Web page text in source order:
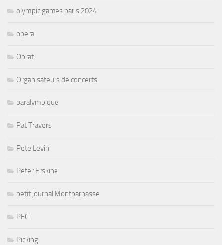
olympic games paris 2024
opera
Oprat
Organisateurs de concerts
paralympique
Pat Travers
Pete Levin
Peter Erskine
petit journal Montparnasse
PFC
Picking